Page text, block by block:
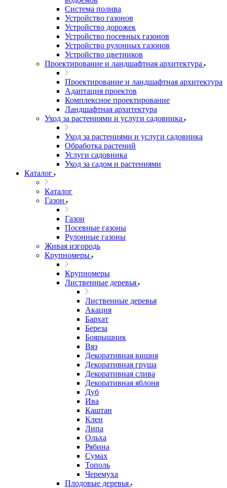
Система полива
Устройство газонов
Устройство дорожек
Устройство посевных газонов
Устройство рулонных газонов
Устройство цветников
Проектирование и ландшафтная архитектура
Проектирование и ландшафтная архитектура
Адаптация проектов
Комплексное проектирование
Ландшафтная архитектура
Уход за растениями и услуги садовника
Уход за растениями и услуги садовника
Обработка растений
Услуги садовника
Уход за садом и растениями
Каталог
Каталог
Газон
Газон
Посевные газоны
Рулонные газоны
Живая изгородь
Крупномеры
Крупномеры
Лиственные деревья
Лиственные деревья
Акация
Бархат
Береза
Боярышник
Вяз
Декоративная вишня
Декоративная груша
Декоративная слива
Декоративная яблоня
Дуб
Ива
Каштан
Клен
Липа
Ольха
Рябина
Сумах
Тополь
Черемуха
Плодовые деревья